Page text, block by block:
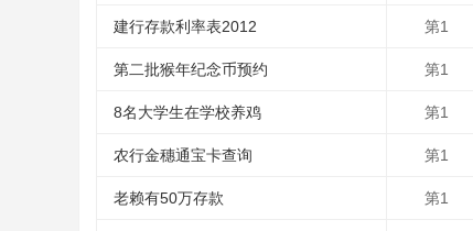
建行存款利率表2012 第1
第二批猴年纪念币预约 第1
8名大学生在学校养鸡 第1
农行金穗通宝卡查询 第1
老赖有50万存款 第1